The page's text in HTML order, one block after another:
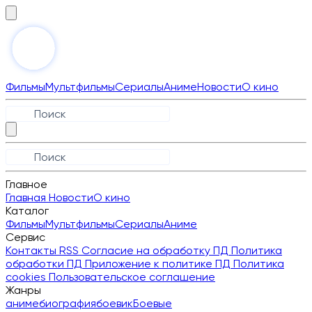
ФильмыМультфильмыСериалыАнимеНовостиО кино
Главное
Главная НовостиО кино
Каталог
ФильмыМультфильмыСериалыАниме
Сервис
Контакты RSS Согласие на обработку ПД Политика
обработки ПД Приложение к политике ПД Политика
cookies Пользовательское соглашение
Жанры
анимебиографиябоевикБоевые